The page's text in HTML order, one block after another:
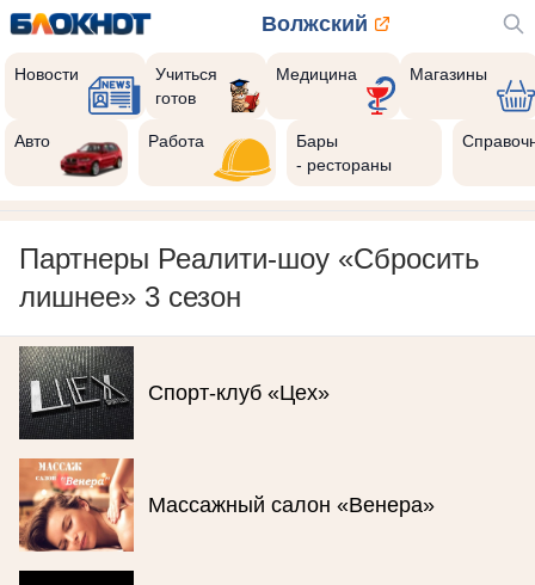
Волжский
Новости
Учиться
готов
Медицина Магазины
Авто Работа
Бары
- рестораны
Партнеры Реалити-шоу «Сбросить
лишнее» 3 сезон
Спорт-клуб «Цех»
Массажный салон «Венера»